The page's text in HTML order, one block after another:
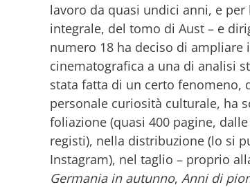
lavoro da quasi undici anni, e
integrale, del tomo di Aust – e
numero 18 ha deciso di ampliare
cinematografica a una di analisi
stata fatta di un certo fenomeno,
personale curiosità culturale, ha
foliazione (quasi 400 pagine,
registi), nella distribuzione (lo si
Instagram), nel taglio – proprio
Germania in autunno, Anni di